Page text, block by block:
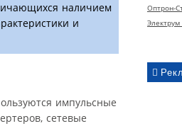
Оптрон-
наличием
и
импульсные
сетевые